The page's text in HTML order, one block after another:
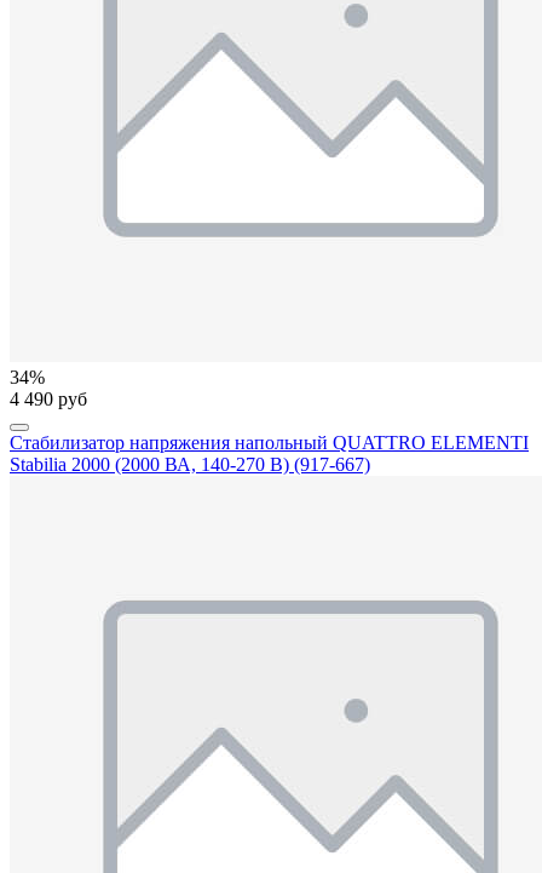
34%
4 490 руб
Стабилизатор напряжения напольный QUATTRO ELEMENTI
Stabilia 2000 (2000 ВА, 140-270 В) (917-667)